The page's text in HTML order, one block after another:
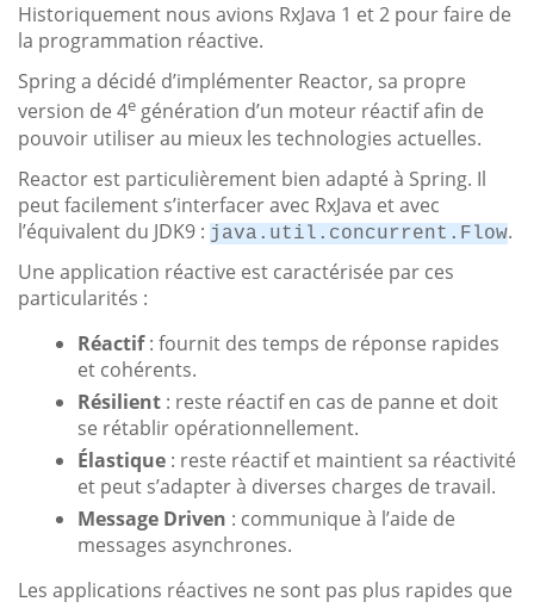
Historiquement nous avions RxJava 1 et 2 pour faire de
la programmation réactive.
Spring a décidé d’implémenter Reactor, sa propre
version de 4e génération d’un moteur réactif afin de
pouvoir utiliser au mieux les technologies actuelles.
Reactor est particulièrement bien adapté à Spring. Il
peut facilement s’interfacer avec RxJava et avec
l’équivalent du JDK9 : java.util.concurrent.Flow.
Une application réactive est caractérisée par ces
particularités :
Réactif: fournit des temps de réponse rapides
et cohérents.
Résilient : reste réactif en cas de panne et doit
se rétablir opérationnellement.
Élastique : reste réactif et maintient sa réactivité
et peut s’adapter à diverses charges de travail.
Message Driven : communique à l’aide de
messages asynchrones.
Les applications réactives ne sont pas plus rapides que